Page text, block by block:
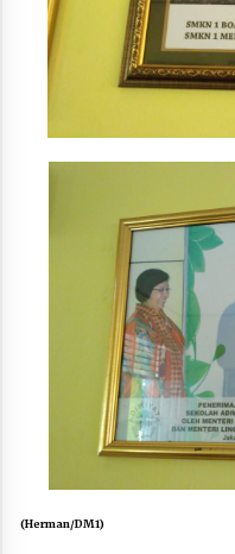
(Herman/DM1)